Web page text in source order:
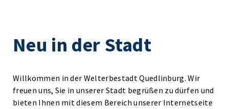
Neu in der Stadt
Willkommen in der Welterbestadt Quedlinburg. Wir
freuen uns, Sie in unserer Stadt begrüßen zu dürfen und
bieten Ihnen mit diesem Bereich unserer Internetseite